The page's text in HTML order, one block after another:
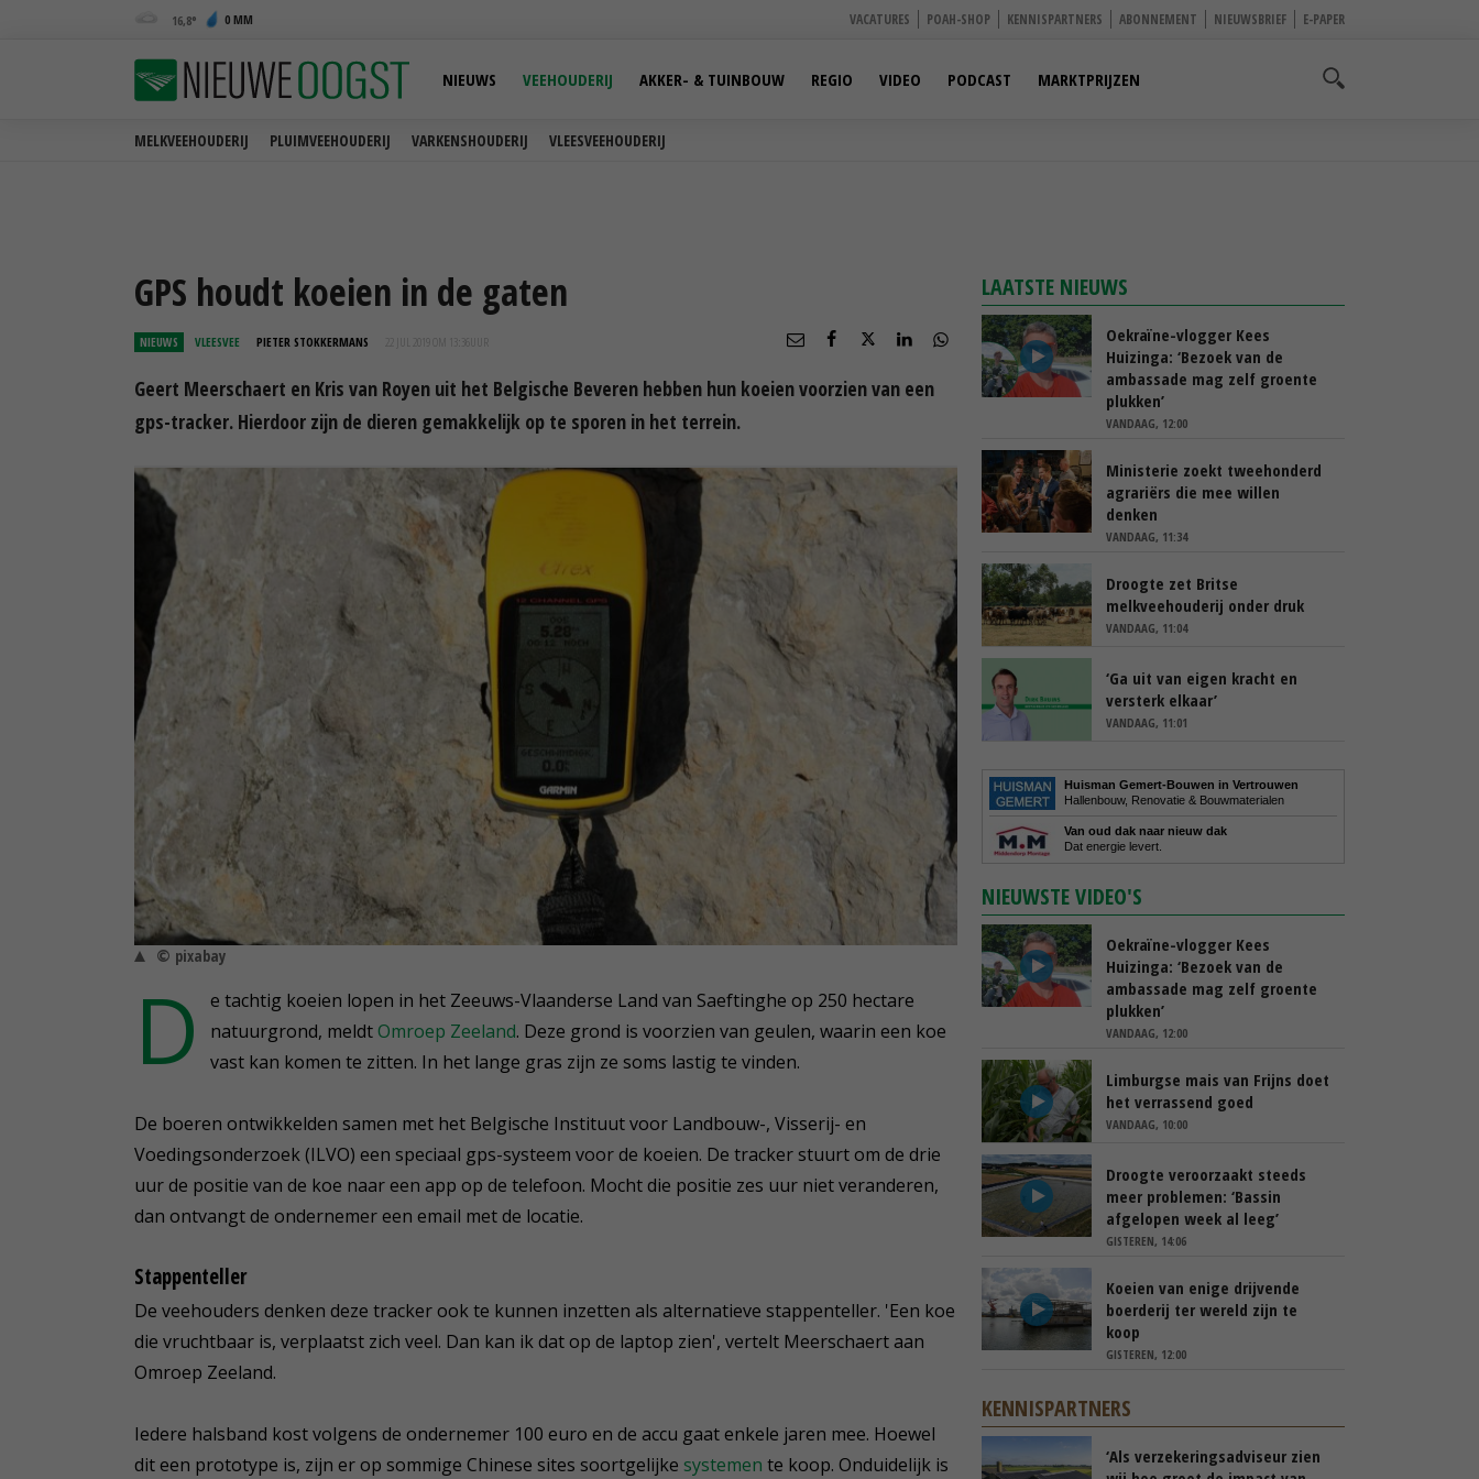
16,8 0 MM VACATURES POAH-SHOP KENNISPARTNERS ABONNEMENT NIEUWSBRIEF E-PAPER
MELKVEEHOUDERIJ PLUIMVEEHOUDERIJ VARKENSHOUDERIJ VLEESVEEHOUDERIJ
NIEUWS VEEHOUDERIJ AKKER- & TUINBOUW REGIO VIDEO PODCAST MARKTPRIJZEN
GPS houdt koeien in de gaten
NIEUWS VLEESVEE PIETER STOKKERMANS 22 JUL 2019 OM 13:36
Geert Meerschaert en Kris van Royen uit het Belgische Beveren hebben hun koeien voorzien van een
gps-tracker. Hierdoor zijn de dieren gemakkelijk op te sporen in het terrein.
© pixabay
D
e tachtig koeien lopen in het Zeeuws-Vlaanderse Land van Saeftinghe op 250 hectare
natuurgrond, meldtOmroep Zeeland. Deze grond is voorzien van geulen, waarin een koe
vast kan komen te zitten. In het lange gras zijn ze soms lastig te vinden.
De boeren ontwikkelden samen met het Belgische Instituut voor Landbouw-, Visserij- en
Voedingsonderzoek (ILVO) een speciaal gps-systeem voor de koeien. De tracker stuurt om de drie
uur de positie van de koe naar een app op de telefoon. Mocht die positie zes uur niet veranderen,
dan ontvangt de ondernemer een email met de locatie.
Stappenteller
De veehouders denken deze tracker ook te kunnen inzetten als alternatieve stappenteller. 'Een koe
die vruchtbaar is, verplaatst zich veel. Dan kan ik dat op de laptop zien', vertelt Meerschaert aan
Omroep Zeeland.
Iedere halsband kost volgens de ondernemer 100 euro en de accu gaat enkele jaren mee. Hoewel
dit een prototype is, zijn er op sommige Chinese sites soortgelijke systemen te koop. Onduidelijk is
LAATSTE NIEUWS
Oekraïne-vlogger Kees
Huizinga: ‘Bezoek van de
ambassade mag zelf groente
plukken’
VANDAAG, 12:00
Ministerie zoekt tweehonderd
agrariërs die mee willen
denken
VANDAAG, 11:34
Droogte zet Britse
melkveehouderij onder druk
VANDAAG, 11:04
‘Ga uit van eigen kracht en
versterk elkaar’
VANDAAG, 11:01
Huisman Gemert-Bouwen in Vertrouwen
Hallenbouw, Renovatie & Bouwmaterialen
Van oud dak naar nieuw dak
Dat energie levert.
NIEUWSTE VIDEO'S
Oekraïne-vlogger Kees
Huizinga: ‘Bezoek van de
ambassade mag zelf groente
plukken’
VANDAAG, 12:00
Limburgse mais van Frijns doet
het verrassend goed
VANDAAG, 10:00
Droogte veroorzaakt steeds
meer problemen: ‘Bassin
afgelopen week al leeg’
GISTEREN, 14:06
Koeien van enige drijvende
boerderij ter wereld zijn te
koop
GISTEREN, 12:00
KENNISPARTNERS
‘Als verzekeringsadviseur zien